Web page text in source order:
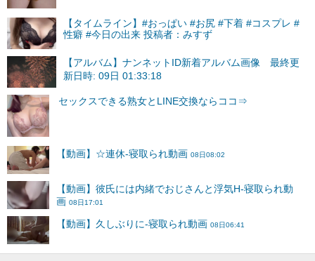
【タイムライン】#おっぱい #お尻 #下着 #コスプレ #
性癖 #今日の出来 投稿者：みすず
【アルバム】ナンネットID新着アルバム画像 最終更
新日時: 09日 01:33:18